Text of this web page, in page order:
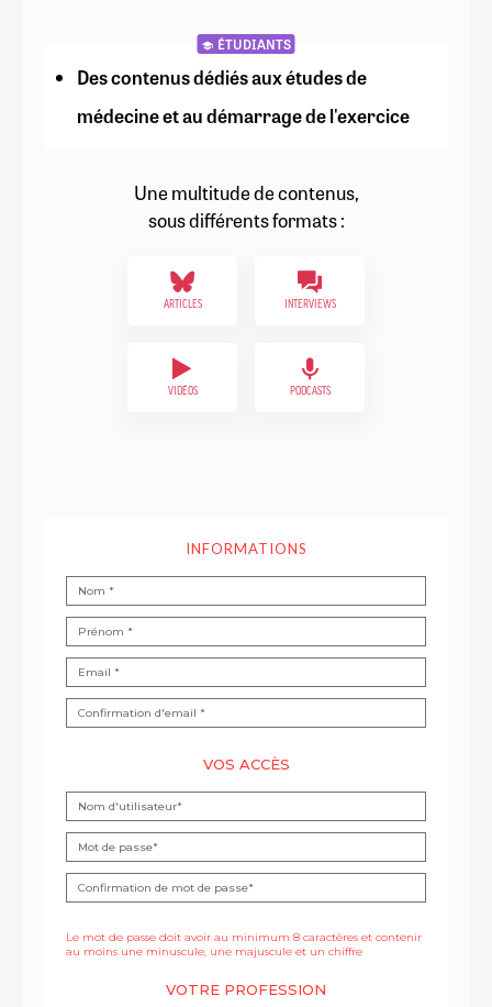
ÉTUDIANTS
Des contenus dédiés aux études de
médecine et au démarrage de l'exercice
Une multitude de contenus,
sous différents formats :
ARTICLES INTERVIEWS
VIDÉOS PODCASTS